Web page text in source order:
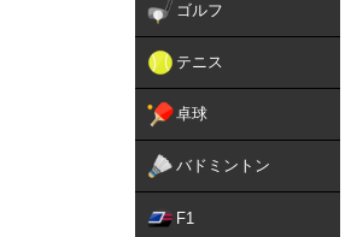
ゴルフ
テニス
卓球
バドミントン
F1